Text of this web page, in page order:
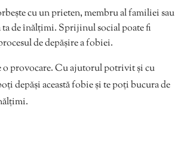
cu un prieten, membru al familiei sau
ta de înălțimi. Sprijinul social poate fi
de depășire a fobiei.
o provocare. Cu ajutorul potrivit și cu
depăși această fobie și te poți bucura de